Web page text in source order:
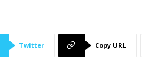
Twitter Copy URL